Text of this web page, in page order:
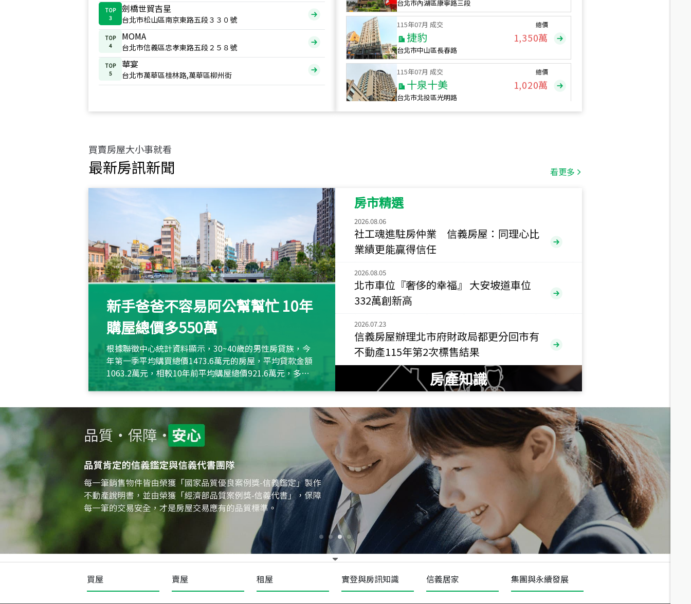
TOP
3
劍橋世貿吉星
台北市松山區南京東路五段３３０號
TOP
4
MOMA
台北市信義區忠孝東路五段２５８號
TOP
5
華宴
台北市萬華區桂林路,萬華區柳州街
115年07月 成交
捷豹
台北市中山區長春路
總價
1,350萬
115年07月 成交
十泉十美
台北市北投區光明路
總價
1,020萬
115
新北市永和區環河西路二段
115年07月 成交
央央 5,800萬
115年
小西華
115年07月 成交
捷豹
台北市中山區長春路
總價
115年07月 成交
十泉十美
台北市北投區光明路
總價
1,020 萬
年 07 月 成交
四維天廈
新竹市新竹市四維路
總價
490萬
115 月 成交
菁英典藏
新竹市新竹市慈祥路
1,808萬
買賣房屋大小事就看
最新房訊新聞 看更多
新手爸爸不容易阿公幫幫忙 10年
購屋總價多550萬
根據聯徵中心統計資料顯示，30~40歲的男性房貸族，今
年第一季平均購買總價1473.6萬元的房屋，平均貸款金額
1063.2萬元，相較10年前平均購屋總價921.6萬元，多出
約550萬元，且貸款金額也多
房市精選
2026.08.06
社工魂進駐房仲業 信義房屋：同理心比
業績更能贏得信任
2026.08.05
北市車位『奢侈的幸福』 大安坡道車位
332萬創新高
2026.07.23
信義房屋辦理北市府財政局都更分回市有
不動產115年第2次標售結果
房產知識
買屋 賣屋 租屋 實登與房訊知識 信義居家 集團與永續發展